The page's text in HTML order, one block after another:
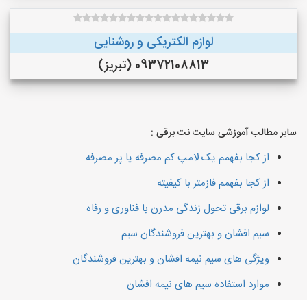
لوازم الکتریکی و روشنایی
09372108813 (تبریز)
سایر مطالب آموزشی سایت نت برقی :
از کجا بفهمم یک لامپ کم مصرفه یا پر مصرفه
از کجا بفهمم فازمتر با کیفیته
لوازم برقی تحول زندگی مدرن با فناوری و رفاه
سیم افشان و بهترین فروشندگان سیم
ویژگی های سیم نیمه افشان و بهترین فروشندگان
موارد استفاده سیم های نیمه افشان